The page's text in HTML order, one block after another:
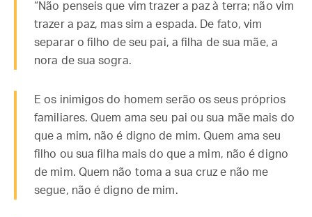
“Não penseis que vim trazer a paz à terra; não vim
trazer a paz, mas sim a espada. De fato, vim
separar o filho de seu pai, a filha de sua mãe, a
nora de sua sogra.
E os inimigos do homem serão os seus próprios
familiares. Quem ama seu pai ou sua mãe mais do
que a mim, não é digno de mim. Quem ama seu
filho ou sua filha mais do que a mim, não é digno
de mim. Quem não toma a sua cruz e não me
segue, não é digno de mim.